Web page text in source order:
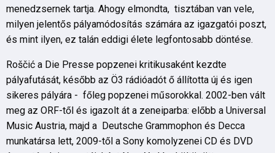
menedzsernek tartja. Ahogy elmondta, tisztában van vele,
milyen jelentős pályamódosítás számára az igazgatói poszt,
és mint ilyen, ez talán eddigi élete legfontosabb döntése.
Roščić a Die Presse popzenei kritikusaként kezdte
pályafutását, később az Ö3 rádióadót ő állította új és igen
sikeres pályára - főleg popzenei műsorokkal. 2002-ben vált
meg az ORF-től és igazolt át a zeneiparba: előbb a Universal
Music Austria, majd a Deutsche Grammophon és Decca
munkatársa lett, 2009-től a Sony komolyzenei CD és DVD